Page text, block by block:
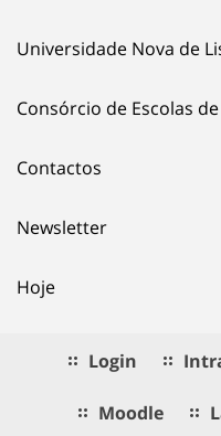
Universidade Nova de
Consórcio de Escolas
Contactos
Newsletter
Hoje
Login
Moodle